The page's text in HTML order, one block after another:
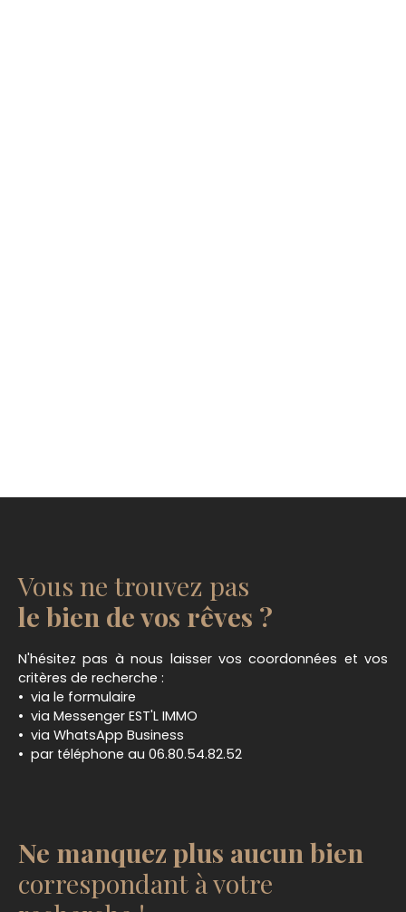
Vous ne trouvez pas
le bien de vos rêves ?
N'hésitez pas à nous laisser vos coordonnées et vos
critères de recherche :
via le formulaire
via Messenger EST'L IMMO
via WhatsApp Business
par téléphone au 06.80.54.82.52
Ne manquez plus aucun bien
correspondant à votre